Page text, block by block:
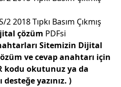
2018 Tıpkı Basım Çıkmış
çözüm PDFsi
Sitemizin Dijital
ve cevap anahtarı için
kodu okutunuz ya da
yazınız. )